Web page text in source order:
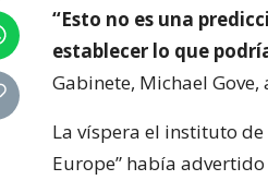
“Esto no es una
establecer lo que
Gabinete, Michael
La víspera el instituto
Europe” había